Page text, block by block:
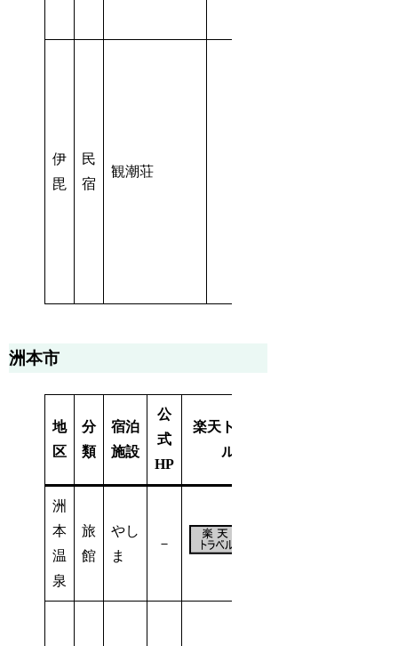
伊
毘
民
宿
観潮荘
洲本市
地
区
分
類
宿泊
施設
公
式
HP
楽天トラベ
ル
洲
本
温
泉
旅
館
やし
ま
－